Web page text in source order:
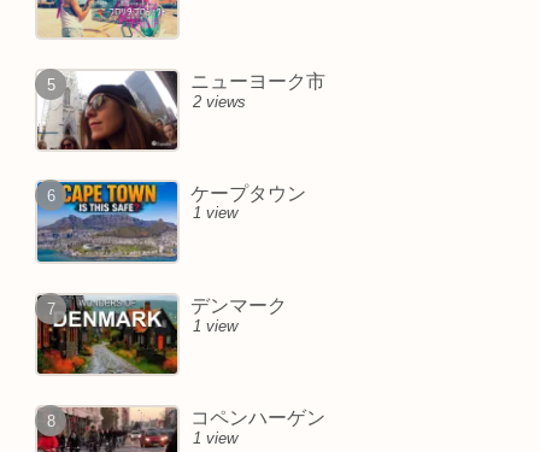
ニューヨーク市
2 views
ケープタウン
1 view
デンマーク
1 view
コペンハーゲン
1 view